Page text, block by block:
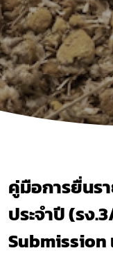
คู่มือการยื่นร
ประจำปี (รง